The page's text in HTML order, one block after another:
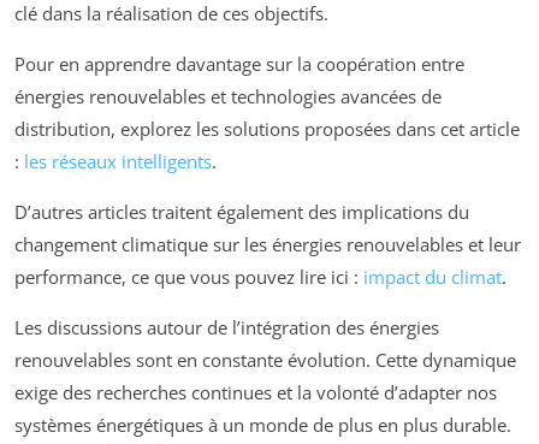
clé dans la réalisation de ces objectifs.
Pour en apprendre davantage sur la coopération entre
énergies renouvelables et technologies avancées de
distribution, explorez les solutions proposées dans cet article
: les réseaux intelligents.
D’autres articles traitent également des implications du
changement climatique sur les énergies renouvelables et leur
performance, ce que vous pouvez lire ici : impact du climat.
Les discussions autour de l’intégration des énergies
renouvelables sont en constante évolution. Cette dynamique
exige des recherches continues et la volonté d’adapter nos
systèmes énergétiques à un monde de plus en plus durable.